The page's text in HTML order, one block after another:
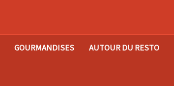
GOURMANDISES AUTOUR DU RESTO